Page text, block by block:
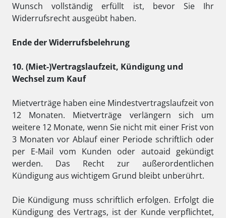
Wunsch vollständig erfüllt ist, bevor Sie Ihr
Widerrufsrecht ausgeübt haben.
Ende der Widerrufsbelehrung
10. (Miet-)Vertragslaufzeit, Kündigung und
Wechsel zum Kauf
Mietverträge haben eine Mindestvertragslaufzeit von
12 Monaten. Mietverträge verlängern sich um
weitere 12 Monate, wenn Sie nicht mit einer Frist von
3 Monaten vor Ablauf einer Periode schriftlich oder
per E-Mail vom Kunden oder autoaid gekündigt
werden. Das Recht zur außerordentlichen
Kündigung aus wichtigem Grund bleibt unberührt.
Die Kündigung muss schriftlich erfolgen. Erfolgt die
Kündigung des Vertrags, ist der Kunde verpflichtet,